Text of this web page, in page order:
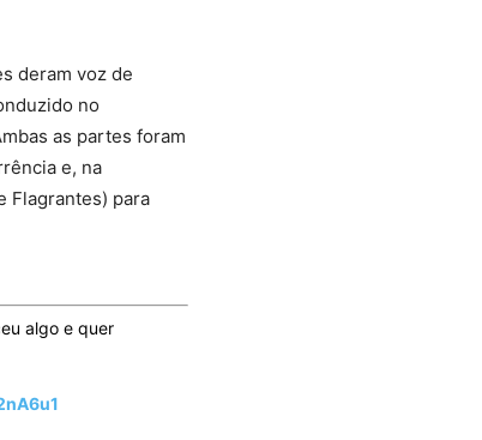
deram voz de
no
as partes foram
e, na
Flagrantes) para
algo e quer